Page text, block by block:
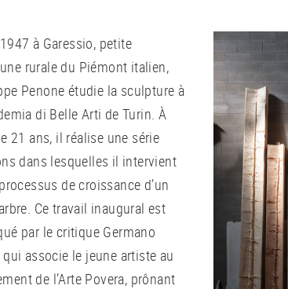
à Garessio, petite
rurale du Piémont italien,
Penone étudie la sculpture à
di Belle Arti de Turin. À
21 ans, il réalise une série
dans lesquelles il intervient
de croissance d’un
Ce travail inaugural est
par le critique Germano
qui associe le jeune artiste au
de l’Arte Povera, prônant